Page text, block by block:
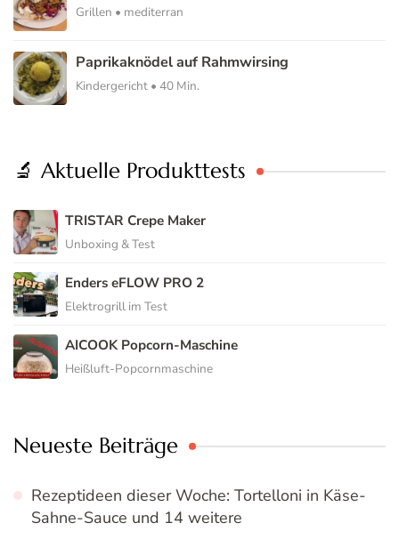
Grillen • mediterran
Paprikaknödel auf Rahmwirsing
Kindergericht • 40 Min.
🔬 Aktuelle Produkttests
TRISTAR Crepe Maker
Unboxing & Test
Enders eFLOW PRO 2
Elektrogrill im Test
AICOOK Popcorn-Maschine
Heißluft-Popcornmaschine
Neueste Beiträge
Rezeptideen dieser Woche: Tortelloni in Käse-
Sahne-Sauce und 14 weitere